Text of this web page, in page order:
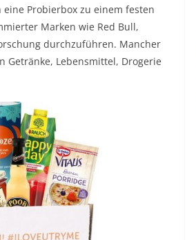
Probierbox zu einem festen
Marken wie Red Bull,
durchzuführen. Mancher
Getränke, Lebensmittel, Drogerie